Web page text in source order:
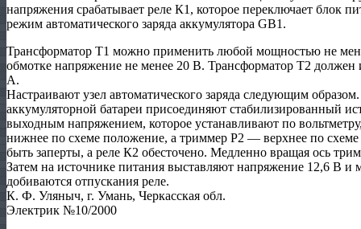
напряжения срабатывает реле К1, которое переключает блок
режим автоматического заряда аккумулятора GB1.
Трансформатор Т1 можно применить любой мощностью не
обмотке напряжение не менее 20 В. Трансформатор Т2
А.
Настраивают узел автоматического заряда следующим
аккумуляторной батареи присоединяют стабилизированный
выходным напряжением, которое устанавливают по
нижнее по схеме положение, а триммер Р2 — верхнее по
быть заперты, а реле К2 обесточено. Медленно вращая ось
Затем на источнике питания выставляют напряжение 12,6 В
добиваются отпускания реле.
К. Ф. Уляныч, г. Умань, Черкасская обл.
Электрик №10/2000